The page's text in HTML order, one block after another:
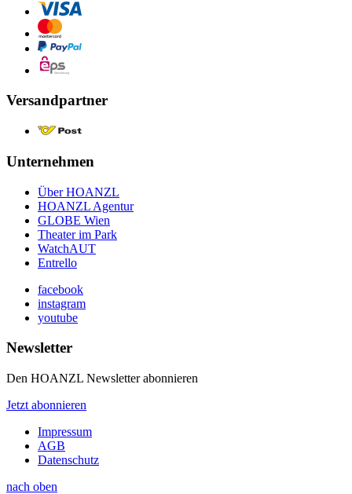
Versandpartner
Unternehmen
Über HOANZL
HOANZL Agentur
GLOBE Wien
Theater im Park
WatchAUT
Entrello
facebook
instagram
youtube
Newsletter
Den HOANZL Newsletter abonnieren
Jetzt abonnieren
Impressum
AGB
Datenschutz
nach oben